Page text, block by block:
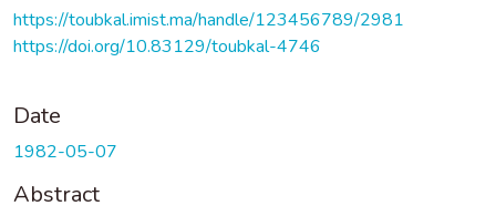
https://toubkal.imist.ma/handle/123456789/2981
https://doi.org/10.83129/toubkal-4746
Date
1982-05-07
Abstract